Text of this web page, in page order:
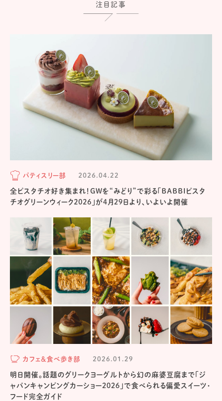
注目記事
パティスリー部 2026.04.22
全ピスタチオ好き集まれ！GWを“みどり”で彩る「BABBIピスタ
チオグリーンウィーク2026」が4月29日より、いよいよ開催
カフェ＆食べ歩き部 2026.01.29
明日開催。話題のグリークヨーグルトから幻の麻婆豆腐まで「ジ
ャパンキャンピングカーショー2026」で食べられる偏愛スイーツ・
フード完全ガイド